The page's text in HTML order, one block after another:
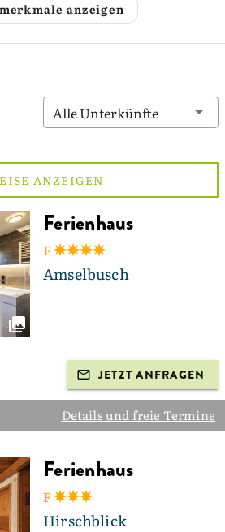
anzeigen
Alle Unterkünfte
ANZEIGEN
Ferienhaus
F
Amselbusch
JETZT ANFRAGEN
Details und freie Termine
Ferienhaus
F
Hirschblick